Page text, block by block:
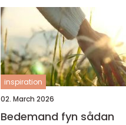
inspiration
02. March 2026
Bedemand fyn sådan